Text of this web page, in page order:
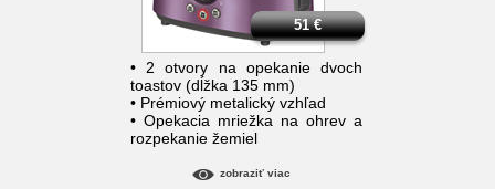
• 2 otvory na opekanie dvoch
toastov (dĺžka 135 mm)
• Prémiový metalický vzhľad
• Opekacia mriežka na ohrev a
rozpekanie žemiel
51€
zobraziť viac